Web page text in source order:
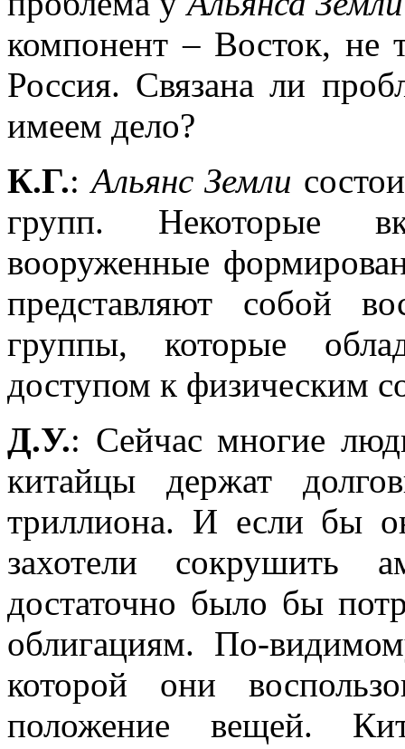
компонент – Восток, не
Россия. Связана ли
имеем дело?
К.Г.:Альянс Земли
групп. Некоторые
вооруженные
представляют собой
группы, которые
доступом к физическим
Д.У.: Сейчас многие
китайцы держат
триллиона. И если бы
захотели сокрушить
достаточно было бы
облигациям. По-
которой они
положение вещей.